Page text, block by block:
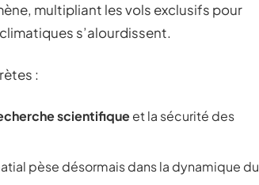
multipliant les vols exclusifs pour
s’alourdissent.
:
scientifiqueet la sécurité des
pèse désormais dans la dynamique du